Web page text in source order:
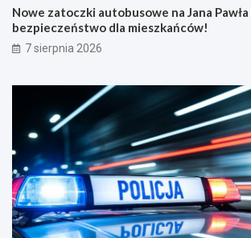
Nowe zatoczki autobusowe na Jana
bezpieczeństwo dla mieszkańców!
7 sierpnia 2026